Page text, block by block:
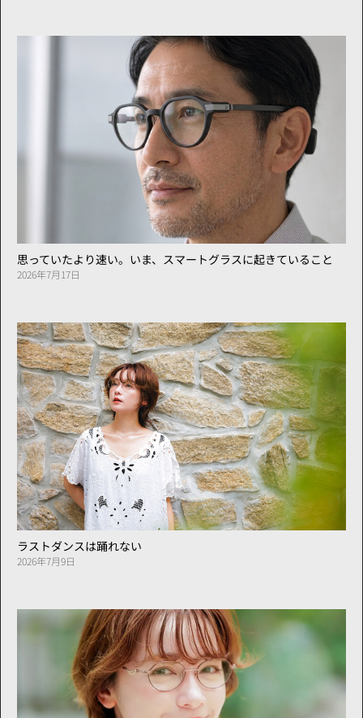
思っていたより速い。いま、スマートグラスに起きていること
2026年7月17日
ラストダンスは踊れない
2026年7月9日